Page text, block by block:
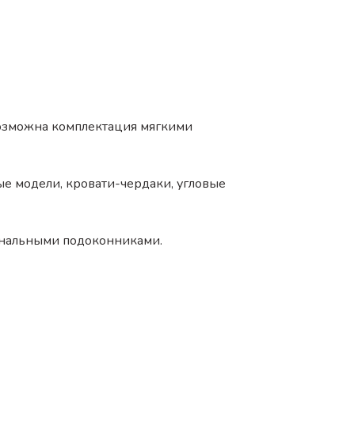
комплектация мягкими
модели, кровати-чердаки, угловые
подоконниками.